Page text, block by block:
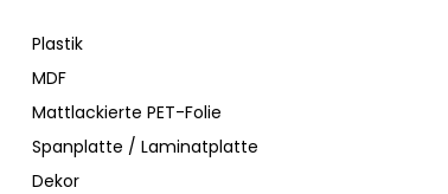
Plastik
MDF
Mattlackierte PET-Folie
Spanplatte / Laminatplatte
Dekor